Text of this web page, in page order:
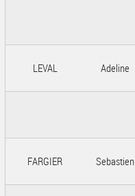
LEVAL Adeline
FARGIER Sebastien